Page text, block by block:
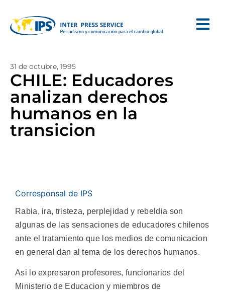
31 de octubre, 1995
CHILE: Educadores
analizan derechos
humanos en la
transicion
Corresponsal de IPS
Rabia, ira, tristeza, perplejidad y rebeldia son
algunas de las sensaciones de educadores chilenos
ante el tratamiento que los medios de comunicacion
en general dan al tema de los derechos humanos.
Asi lo expresaron profesores, funcionarios del
Ministerio de Educacion y miembros de